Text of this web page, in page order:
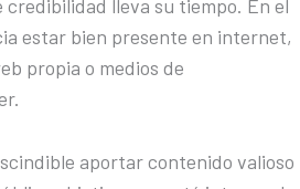
lleva su tiempo. En el
estar bien presente en internet,
propia o medios de
aportar contenido valioso